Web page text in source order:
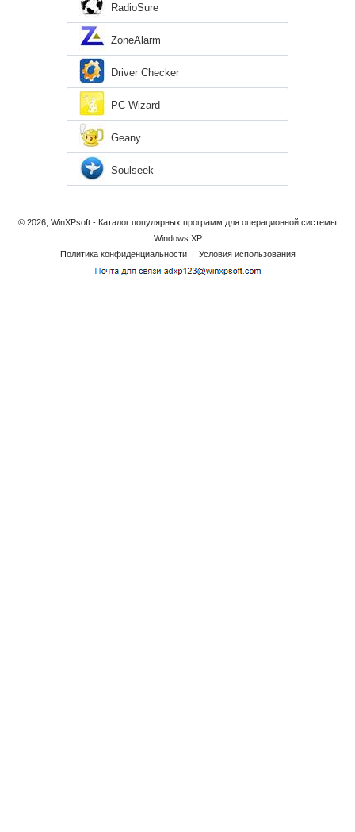
RadioSure
ZoneAlarm
Driver Checker
PC Wizard
Geany
Soulseek
© 2026, WinXPsoft - Каталог популярных программ для операционной системы
Windows XP
Политика конфиденциальности
| Условия использования